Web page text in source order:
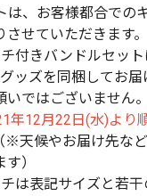
、お客様都合での
せていただきます。
付きバンドルセッ
ッズを同梱してお届
ではございません。
年12月22日(水)より
※天候やお届け先な
）
は表記サイズと若干